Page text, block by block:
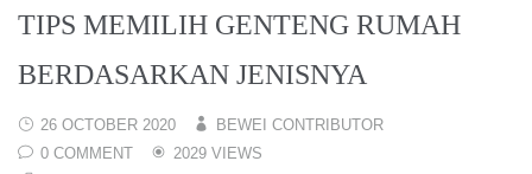
TIPS MEMILIH GENTENG RUMAH
BERDASARKAN JENISNYA
26 OCTOBER 2020
BEWEI CONTRIBUTOR
0 COMMENT
2029 VIEWS